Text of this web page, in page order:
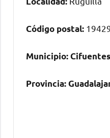
Código postal:
Municipio:Cifuentes
Provincia: